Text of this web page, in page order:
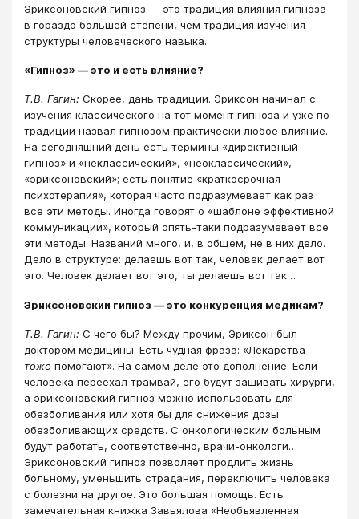
Эриксоновский гипноз ― это традиция влияния гипноза
в гораздо большей степени, чем традиция изучения
структуры человеческого навыка.
«Гипноз» ― это и есть влияние?
Т.В. Гагин: Скорее, дань традиции. Эриксон начинал с
изучения классического на тот момент гипноза и уже по
традиции назвал гипнозом практически любое влияние.
На сегодняшний день есть термины «директивный
гипноз» и «неклассический», «неоклассический»,
«эриксоновский»; есть понятие «краткосрочная
психотерапия», которая часто подразумевает как раз
все эти методы. Иногда говорят о «шаблоне эффективной
коммуникации», который опять-таки подразумевает все
эти методы. Названий много, и, в общем, не в них дело.
Дело в структуре: делаешь вот так, человек делает вот
это. Человек делает вот это, ты делаешь вот так…
Эриксоновский гипноз ― это конкуренция медикам?
Т.В. Гагин: С чего бы? Между прочим, Эриксон был
доктором медицины. Есть чудная фраза: «Лекарства
тоже помогают». На самом деле это дополнение. Если
человека переехал трамвай, его будут зашивать хирурги,
а эриксоновский гипноз можно использовать для
обезболивания или хотя бы для снижения дозы
обезболивающих средств. С онкологическим больным
будут работать, соответственно, врачи-онкологи…
Эриксоновский гипноз позволяет продлить жизнь
больному, уменьшить страдания, переключить человека
с болезни на другое. Это большая помощь. Есть
замечательная книжка Завьялова «Необъявленная